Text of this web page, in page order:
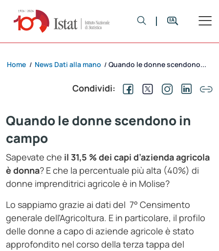
Home / News Dati alla mano / Quando le donne scendono...
Condividi:
Quando le donne scendono in
campo
Sapevate che il 31,5 % dei capi d’azienda agricola
è donna? E che la percentuale più alta (40%) di
donne imprenditrici agricole è in Molise?
Lo sappiamo grazie ai dati del 7° Censimento
generale dell’Agricoltura. E in particolare, il profilo
delle donne a capo di aziende agricole è stato
approfondito nel corso della terza tappa del